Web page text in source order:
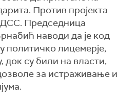
Против пројекта
ДСС. Председница
наводи да је код
политичко лицемерје,
док су били на власти,
за истраживање и